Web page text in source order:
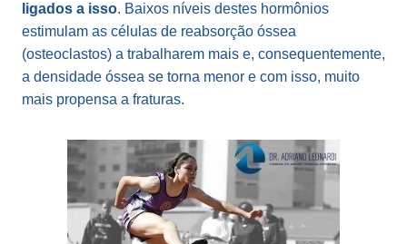
ligados a isso. Baixos níveis destes hormônios
estimulam as células de reabsorção óssea
(osteoclastos) a trabalharem mais e, consequentemente,
a densidade óssea se torna menor e com isso, muito
mais propensa a fraturas.